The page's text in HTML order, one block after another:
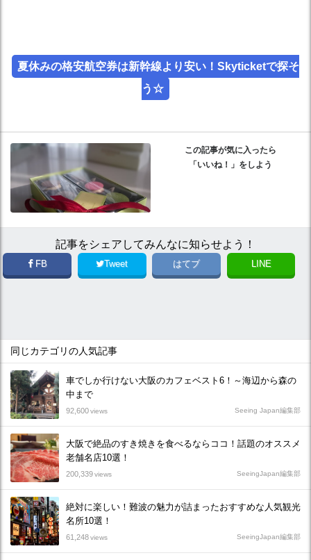
夏休みの格安航空券は新幹線より安い！Skyticketで探そ
う☆
この記事が気に入ったら
「いいね！」をしよう
記事をシェアしてみんなに知らせよう！
FB Tweet はてブ LINE
同じカテゴリの人気記事
車でしか行けない大阪のカフェベスト6！～海辺から森の
中まで
92,600views Seeing Japan編集部
大阪で絶品のすき焼きを食べるならココ！話題のオススメ
老舗名店10選！
200,339views SeeingJapan編集部
絶対に楽しい！難波の魅力が詰まったおすすめな人気観光
名所10選！
61,248views SeeingJapan編集部